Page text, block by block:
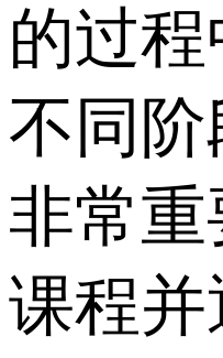
的过
不同
非常
课程